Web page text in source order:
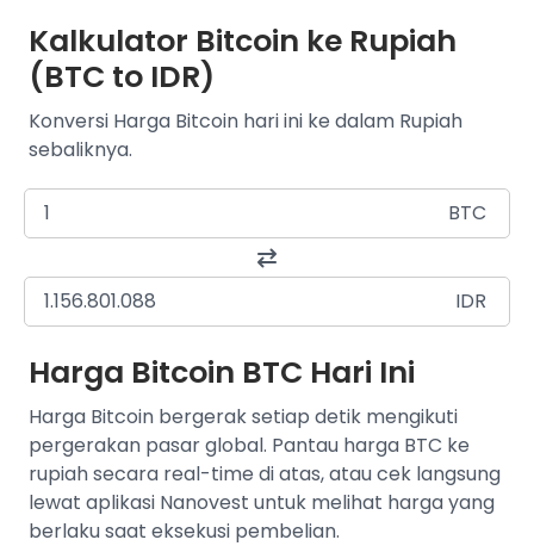
Kalkulator Bitcoin ke Rupiah
(BTC to IDR)
Konversi Harga Bitcoin hari ini ke dalam Rupiah
sebaliknya.
BTC
IDR
Harga Bitcoin BTC Hari Ini
Harga Bitcoin bergerak setiap detik mengikuti
pergerakan pasar global. Pantau harga BTC ke
rupiah secara real-time di atas, atau cek langsung
lewat aplikasi Nanovest untuk melihat harga yang
berlaku saat eksekusi pembelian.